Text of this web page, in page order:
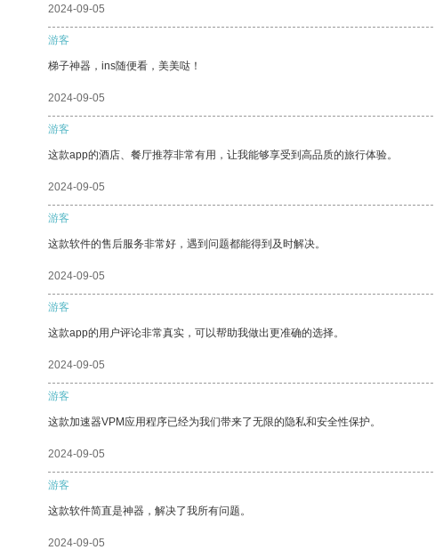
2024-09-05
游客
梯子神器，ins随便看，美美哒！
2024-09-05
游客
这款app的酒店、餐厅推荐非常有用，让我能够享受到高品质的旅行体验。
2024-09-05
游客
这款软件的售后服务非常好，遇到问题都能得到及时解决。
2024-09-05
游客
这款app的用户评论非常真实，可以帮助我做出更准确的选择。
2024-09-05
游客
这款加速器VPM应用程序已经为我们带来了无限的隐私和安全性保护。
2024-09-05
游客
这款软件简直是神器，解决了我所有问题。
2024-09-05